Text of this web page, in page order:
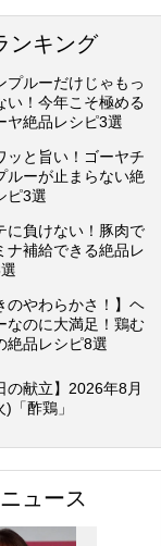
ンキング
プルーだけじゃもっ
い！今年こそ極める
ヤ絶品レシピ3選
ッと旨い！ゴーヤチ
ルーが止まらない絶
ピ3選
に負けない！豚肉で
ナ補給できる絶品レ
のやわらかさ！】ヘ
なのに大満足！鶏む
絶品レシピ8選
の献立】2026年8月
「酢鶏」
ュース